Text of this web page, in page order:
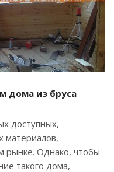
дома из бруса
доступных,
материалов,
рынке. Однако, чтобы
такого дома,